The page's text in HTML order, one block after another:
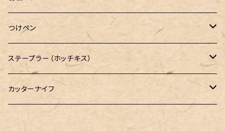
ボルトレッティ
ルビナート
つけペン
ボルトレッティ
ステープラー（ホッチキス）
エルカスコ
カッターナイフ